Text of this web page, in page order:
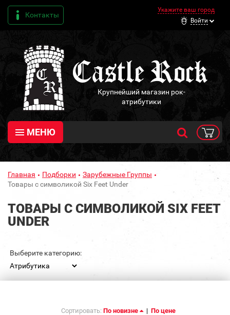
Контакты
Укажите ваш город
Войти
Крупнейший магазин рок-
атрибутики
МЕНЮ
Главная Подборки
Зарубежные Группы
Товары с символикой Six Feet Under
ТОВАРЫ С СИМВОЛИКОЙ SIX FEET
UNDER
Выберите категорию:
Сортировать: По новизне | По цене